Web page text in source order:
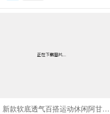
新款软底透气百搭运动休闲阿甘鞋SA2697